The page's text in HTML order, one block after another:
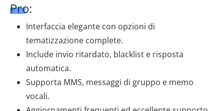
Pro:
Interfaccia elegante con opzioni di
tematizzazione complete.
Include invio ritardato, blacklist e risposta
automatica.
Supporta MMS, messaggi di gruppo e memo
vocali.